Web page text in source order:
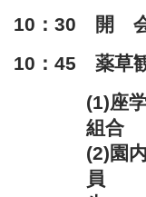
10：30 開
10：45 薬草
(1)座
組
(2)園
員